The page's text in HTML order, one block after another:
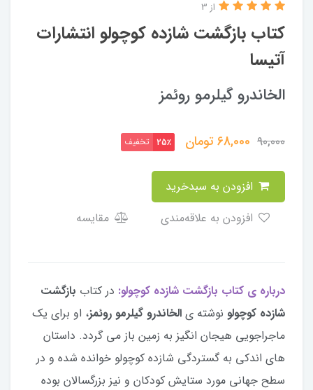
کتاب بازگشت شازده کوچولو انتشارات
آتیسا
از 3
الخاندرو گیلرمو روئمز
90,000
68,000تومان 25٪ تخفیف
مقایسه
درباره ی کتاب بازگشت شازده کوچولو: در کتاب بازگشت
شازده کوچولو نوشته ی الخاندرو گیلرمو روئمز، او برای یک
ماجراجویی هیجان انگیز به زمین باز می گردد. داستان
های اندکی به گستردگی شازده کوچولو خوانده شده و در
سطح جهانی مورد ستایش کودکان و نیز بزرگسالان بوده